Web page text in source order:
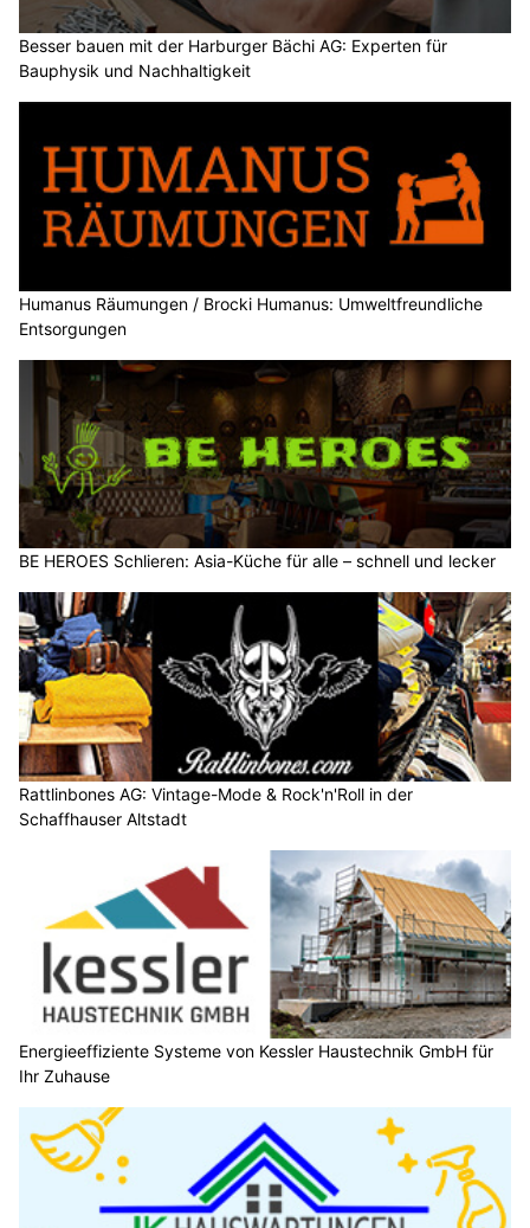
Besser bauen mit der Harburger Bächi AG: Experten für
Bauphysik und Nachhaltigkeit
Humanus Räumungen / Brocki Humanus: Umweltfreundliche
Entsorgungen
BE HEROES Schlieren: Asia-Küche für alle – schnell und lecker
Rattlinbones AG: Vintage-Mode & Rock'n'Roll in der
Schaffhauser Altstadt
Energieeffiziente Systeme von Kessler Haustechnik GmbH für
Ihr Zuhause